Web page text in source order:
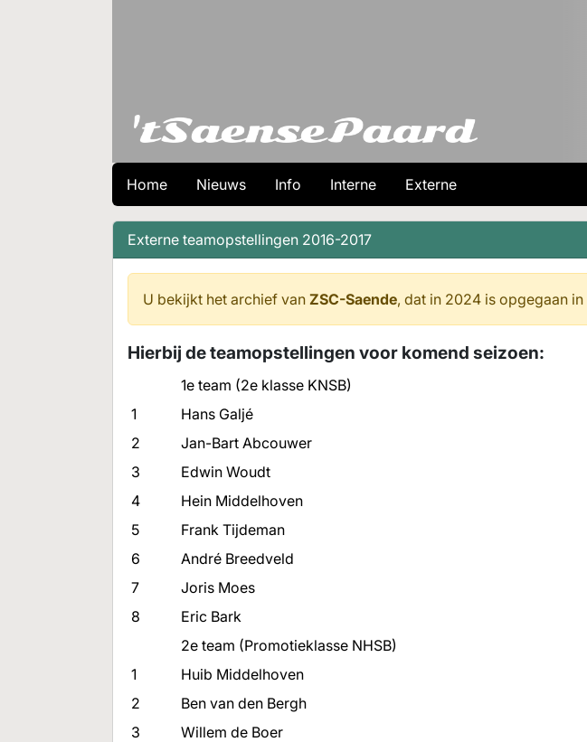
Home Nieuws Info Interne Externe
Externe teamopstellingen 2016-2017
U bekijkt het archief van ZSC-Saende, dat in 2024 is opgegaan in
Hierbij de teamopstellingen voor komend seizoen:
1e team (2e klasse KNSB)
1
Hans Galjé
2
Jan-Bart Abcouwer
3
Edwin Woudt
4
Hein Middelhoven
5
Frank Tijdeman
6
André Breedveld
7
Joris Moes
8
Eric Bark
2e team (Promotieklasse NHSB)
1
Huib Middelhoven
2
Ben van den Bergh
3
Willem de Boer